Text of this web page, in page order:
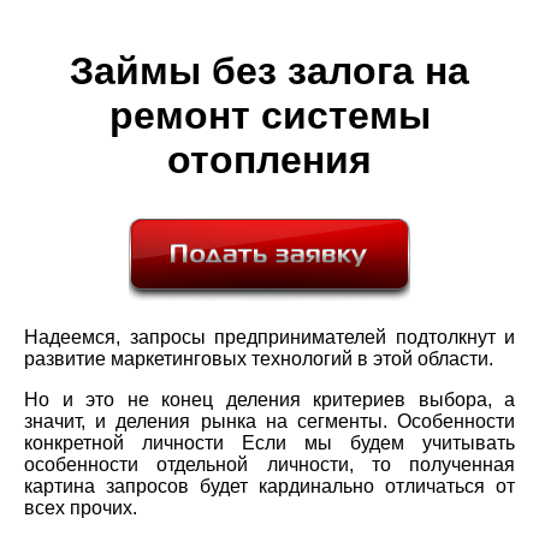
Займы без залога на
ремонт системы
отопления
Надеемся, запросы предпринимателей подтолкнут и
развитие маркетинговых технологий в этой области.
Но и это не конец деления критериев выбора, а
значит, и деления рынка на сегменты. Особенности
конкретной личности Если мы будем учитывать
особенности отдельной личности, то полученная
картина запросов будет кардинально отличаться от
всех прочих.